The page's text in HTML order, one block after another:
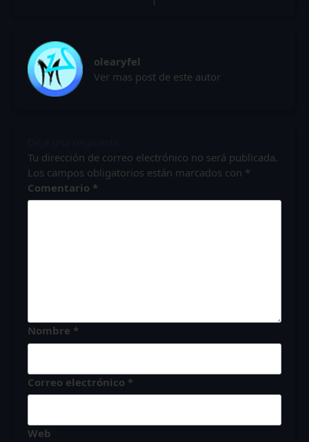
olearyfel
Ver mas post de este autor
Tu dirección de correo electrónico no será publicada.
Los campos obligatorios están marcados con *
Comentario *
Nombre *
Correo electrónico *
Web